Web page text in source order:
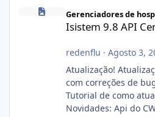
Gerenciadores de
Isistem 9.8 API
redenflu · Agosto 3,
Atualização! Atualização para a versão 9.8
com correções de bugs Como
Tutorial de como
Novidades: Api do CWP7(CentOS Web Panel)